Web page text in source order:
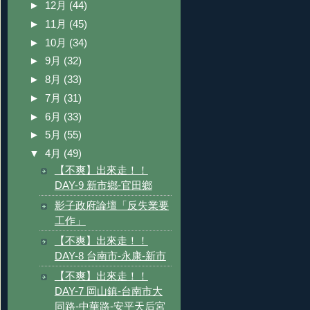
► 12月 (44)
► 11月 (45)
► 10月 (34)
► 9月 (32)
► 8月 (33)
► 7月 (31)
► 6月 (33)
► 5月 (55)
▼ 4月 (49)
【不爽】出來走！！
DAY-9 新市鄉-官田鄉
影子政府論壇「反失業要
工作」
【不爽】出來走！！
DAY-8 台南市-永康-新市
【不爽】出來走！！
DAY-7 岡山鎮-台南市大
同路-中華路-安平天后宮